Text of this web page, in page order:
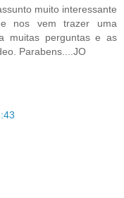
muito interessante
nos vem trazer uma
muitas perguntas e as
Parabens....JO